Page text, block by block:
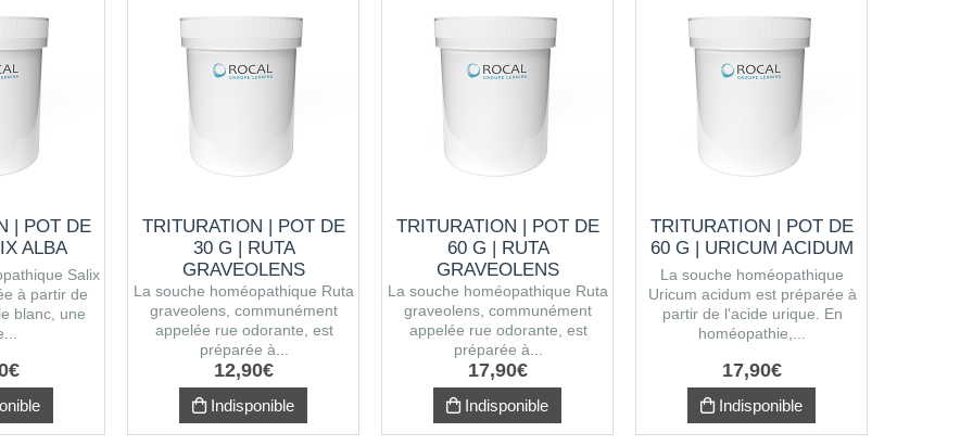
| POT DE
ALBA
Salix
à partir de
blanc, une
€
TRITURATION | POT DE
30 G | RUTA
GRAVEOLENS
La souche homéopathique Ruta
graveolens, communément
appelée rue odorante, est
préparée à...
12,90€
Indisponible
TRITURATION | POT DE
60 G | RUTA
GRAVEOLENS
La souche homéopathique Ruta
graveolens, communément
appelée rue odorante, est
préparée à...
17,90€
Indisponible
TRITURATION | POT DE
60 G | URICUM ACIDUM
La souche homéopathique
Uricum acidum est préparée à
partir de l'acide urique. En
homéopathie,...
17,90€
Indisponible